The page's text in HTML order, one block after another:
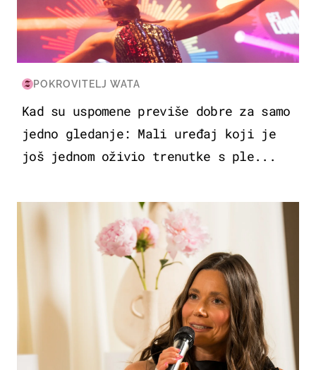
POKROVITELJ WATA
Kad su uspomene previše dobre za samo
jedno gledanje: Mali uređaj koji je
još jednom oživio trenutke s ple...
MODA & LJEPOTA